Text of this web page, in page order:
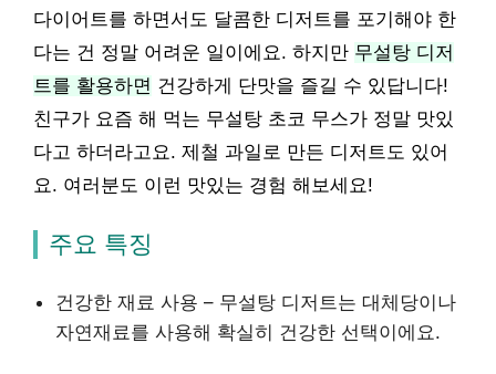
다이어트를 하면서도 달콤한 디저트를 포기해야 한
다는 건 정말 어려운 일이에요. 하지만 무설탕 디저
트를 활용하면 건강하게 단맛을 즐길 수 있답니다!
친구가 요즘 해 먹는 무설탕 초코 무스가 정말 맛있
다고 하더라고요. 제철 과일로 만든 디저트도 있어
요. 여러분도 이런 맛있는 경험 해보세요!
주요 특징
건강한 재료 사용 – 무설탕 디저트는 대체당이나
자연재료를 사용해 확실히 건강한 선택이에요.